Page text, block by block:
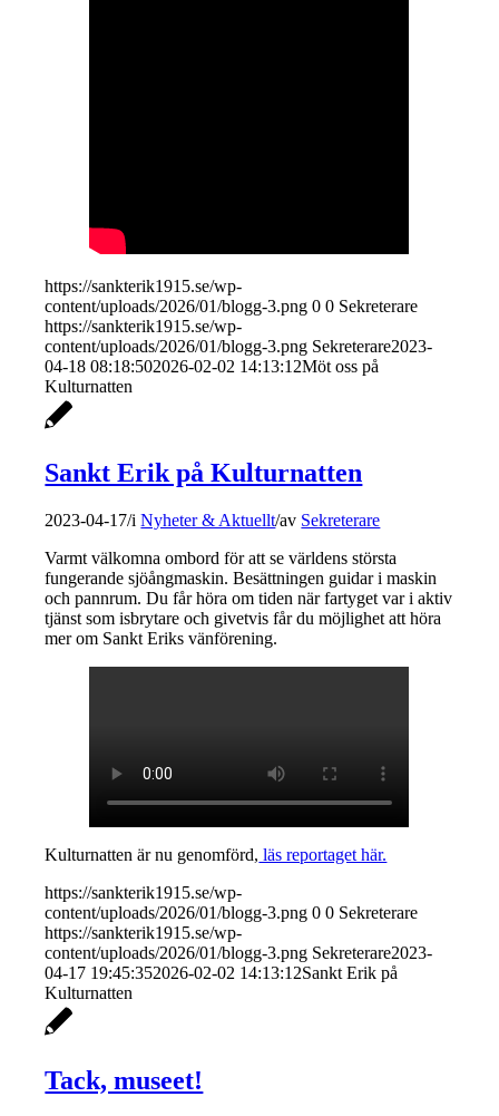
https://sankterik1915.se/wp-
content/uploads/2026/01/blogg-3.png 0 0 Sekreterare
https://sankterik1915.se/wp-
content/uploads/2026/01/blogg-3.png Sekreterare2023-
04-18 08:18:502026-02-02 14:13:12Möt oss på
Kulturnatten
Sankt Erik på Kulturnatten
2023-04-17/iNyheter & Aktuellt/av Sekreterare
Varmt välkomna ombord för att se världens största
fungerande sjöångmaskin. Besättningen guidar i maskin
och pannrum. Du får höra om tiden när fartyget var i aktiv
tjänst som isbrytare och givetvis får du möjlighet att höra
mer om Sankt Eriks vänförening.
Kulturnatten är nu genomförd, läs reportaget här.
https://sankterik1915.se/wp-
content/uploads/2026/01/blogg-3.png 0 0 Sekreterare
https://sankterik1915.se/wp-
content/uploads/2026/01/blogg-3.png Sekreterare2023-
04-17 19:45:352026-02-02 14:13:12Sankt Erik på
Kulturnatten
Tack, museet!